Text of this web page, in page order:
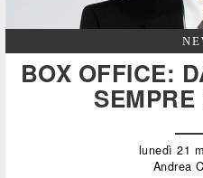
BOX OFFICE:
lunedì 21
Andrea